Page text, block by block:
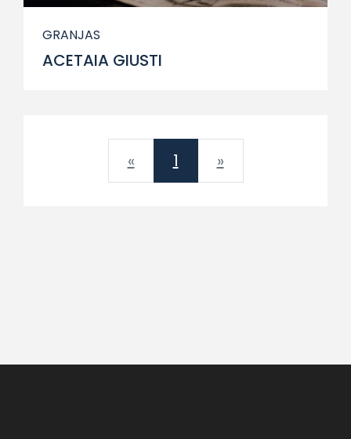
GRANJAS
ACETAIA GIUSTI
«Previous
1 »Next